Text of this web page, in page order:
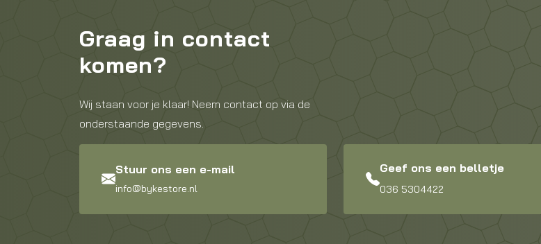
Graag in contact
komen?
Wij staan voor je klaar! Neem contact op via de
onderstaande gegevens.
Stuur ons een e-mail
info@bykestore.nl
Geef ons een belletje
036 5304422